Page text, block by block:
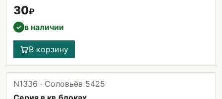
30₽
✓ в наличии
В корзину
N1336 · Соловьёв 5425